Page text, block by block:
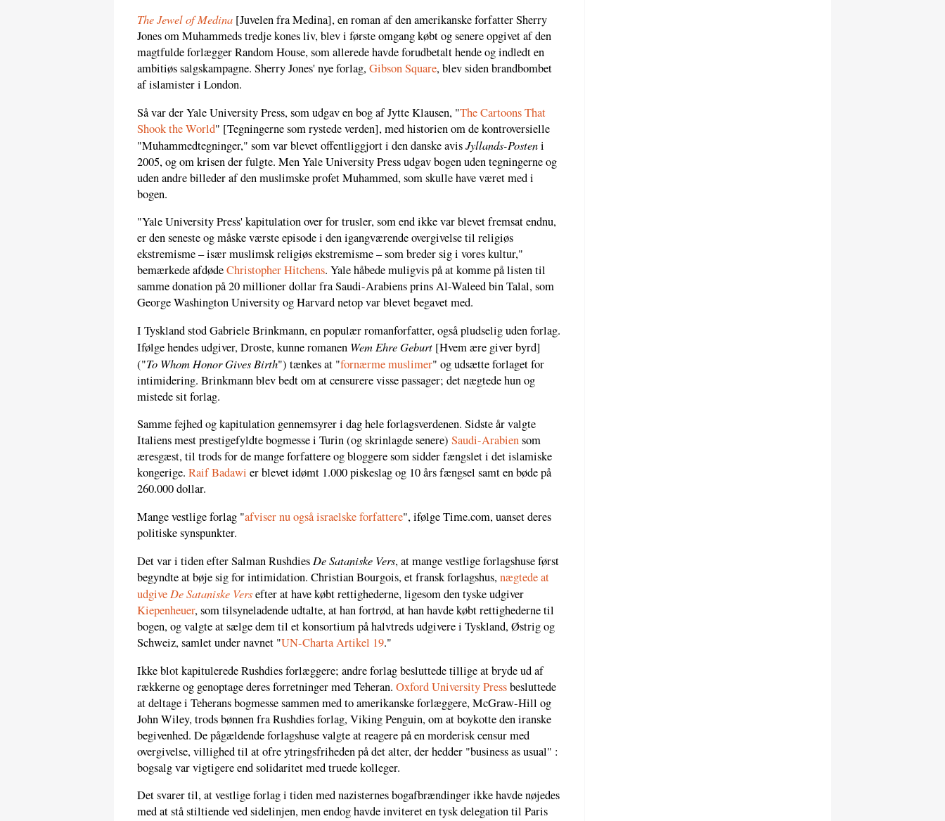
The Jewel of Medina [Juvelen fra Medina], en roman af den amerikanske forfatter Sherry
Jones om Muhammeds tredje kones liv, blev i første omgang købt og senere opgivet af den
magtfulde forlægger Random House, som allerede havde forudbetalt hende og indledt en
ambitiøs salgskampagne. Sherry Jones' nye forlag,Gibson Square, blev siden brandbombet
af islamister i London.
Så var der Yale University Press, som udgav en bog af Jytte Klausen, "The Cartoons That
Shook the World" [Tegningerne som rystede verden], med historien om de kontroversielle
"Muhammedtegninger," som var blevet offentliggjort i den danske avisJyllands-Posteni
2005, og om krisen der fulgte. Men Yale University Press udgav bogen uden tegningerne og
uden andre billeder af den muslimske profet Muhammed, som skulle have været med i
bogen.
"Yale University Press' kapitulation over for trusler, som end ikke var blevet fremsat endnu,
er den seneste og måske værste episode i den igangværende overgivelse til religiøs
ekstremisme – især muslimsk religiøs ekstremisme – som breder sig i vores kultur,"
bemærkede afdødeChristopher Hitchens. Yale håbede muligvis på at komme på listen til
samme donation på 20 millioner dollar fra Saudi-Arabiens prins Al-Waleed bin Talal, som
George Washington University og Harvard netop var blevet begavet med.
I Tyskland stod Gabriele Brinkmann, en populær romanforfatter, også pludselig uden forlag.
Ifølge hendes udgiver, Droste, kunne romanen Wem Ehre Geburt [Hvem ære giver byrd]
("To Whom Honor Gives Birth") tænkes at "fornærme muslimer" og udsætte forlaget for
intimidering. Brinkmann blev bedt om at censurere visse passager; det nægtede hun og
mistede sit forlag.
Samme fejhed og kapitulation gennemsyrer i dag hele forlagsverdenen. Sidste år valgte
Italiens mest prestigefyldte bogmesse i Turin (og skrinlagde senere) Saudi-Arabiensom
æresgæst, til trods for de mange forfattere og bloggere som sidder fængslet i det islamiske
kongerige. Raif Badawi er blevet idømt 1.000 piskeslag og 10 års fængsel samt en bøde på
260.000 dollar.
Mange vestlige forlag "afviser nu også israelske forfattere", ifølge Time.com, uanset deres
politiske synspunkter.
Det var i tiden efter Salman Rushdies De Sataniske Vers, at mange vestlige forlagshuse først
begyndte at bøje sig for intimidation. Christian Bourgois, et fransk forlagshus,nægtede at
udgive De Sataniske Versefter at have købt rettighederne, ligesom den tyske udgiver
Kiepenheuer, som tilsyneladende udtalte, at han fortrød, at han havde købt rettighederne til
bogen, og valgte at sælge dem til et konsortium på halvtreds udgivere i Tyskland, Østrig og
Schweiz, samlet under navnet "UN-Charta Artikel 19."
Ikke blot kapitulerede Rushdies forlæggere; andre forlag besluttede tillige at bryde ud af
rækkerne og genoptage deres forretninger med Teheran. Oxford University Pressbesluttede
at deltage i Teherans bogmesse sammen med to amerikanske forlæggere, McGraw-Hill og
John Wiley, trods bønnen fra Rushdies forlag, Viking Penguin, om at boykotte den iranske
begivenhed. De pågældende forlagshuse valgte at reagere på en morderisk censur med
overgivelse, villighed til at ofre ytringsfriheden på det alter, der hedder "business as usual" :
bogsalg var vigtigere end solidaritet med truede kolleger.
Det svarer til, at vestlige forlag i tiden med nazisternes bogafbrændinger ikke havde nøjedes
med at stå stiltiende ved sidelinjen, men endog havde inviteret en tysk delegation til Paris